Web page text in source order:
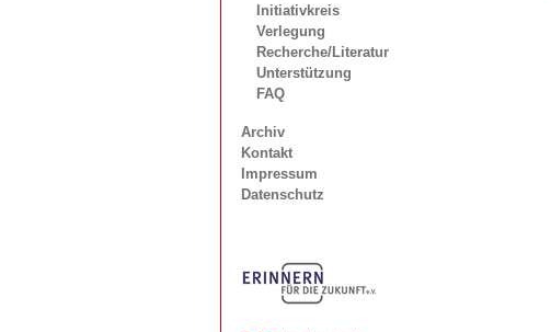
Initiativkreis
Verlegung
Recherche/Literatur
Unterstützung
FAQ
Archiv
Kontakt
Impressum
Datenschutz